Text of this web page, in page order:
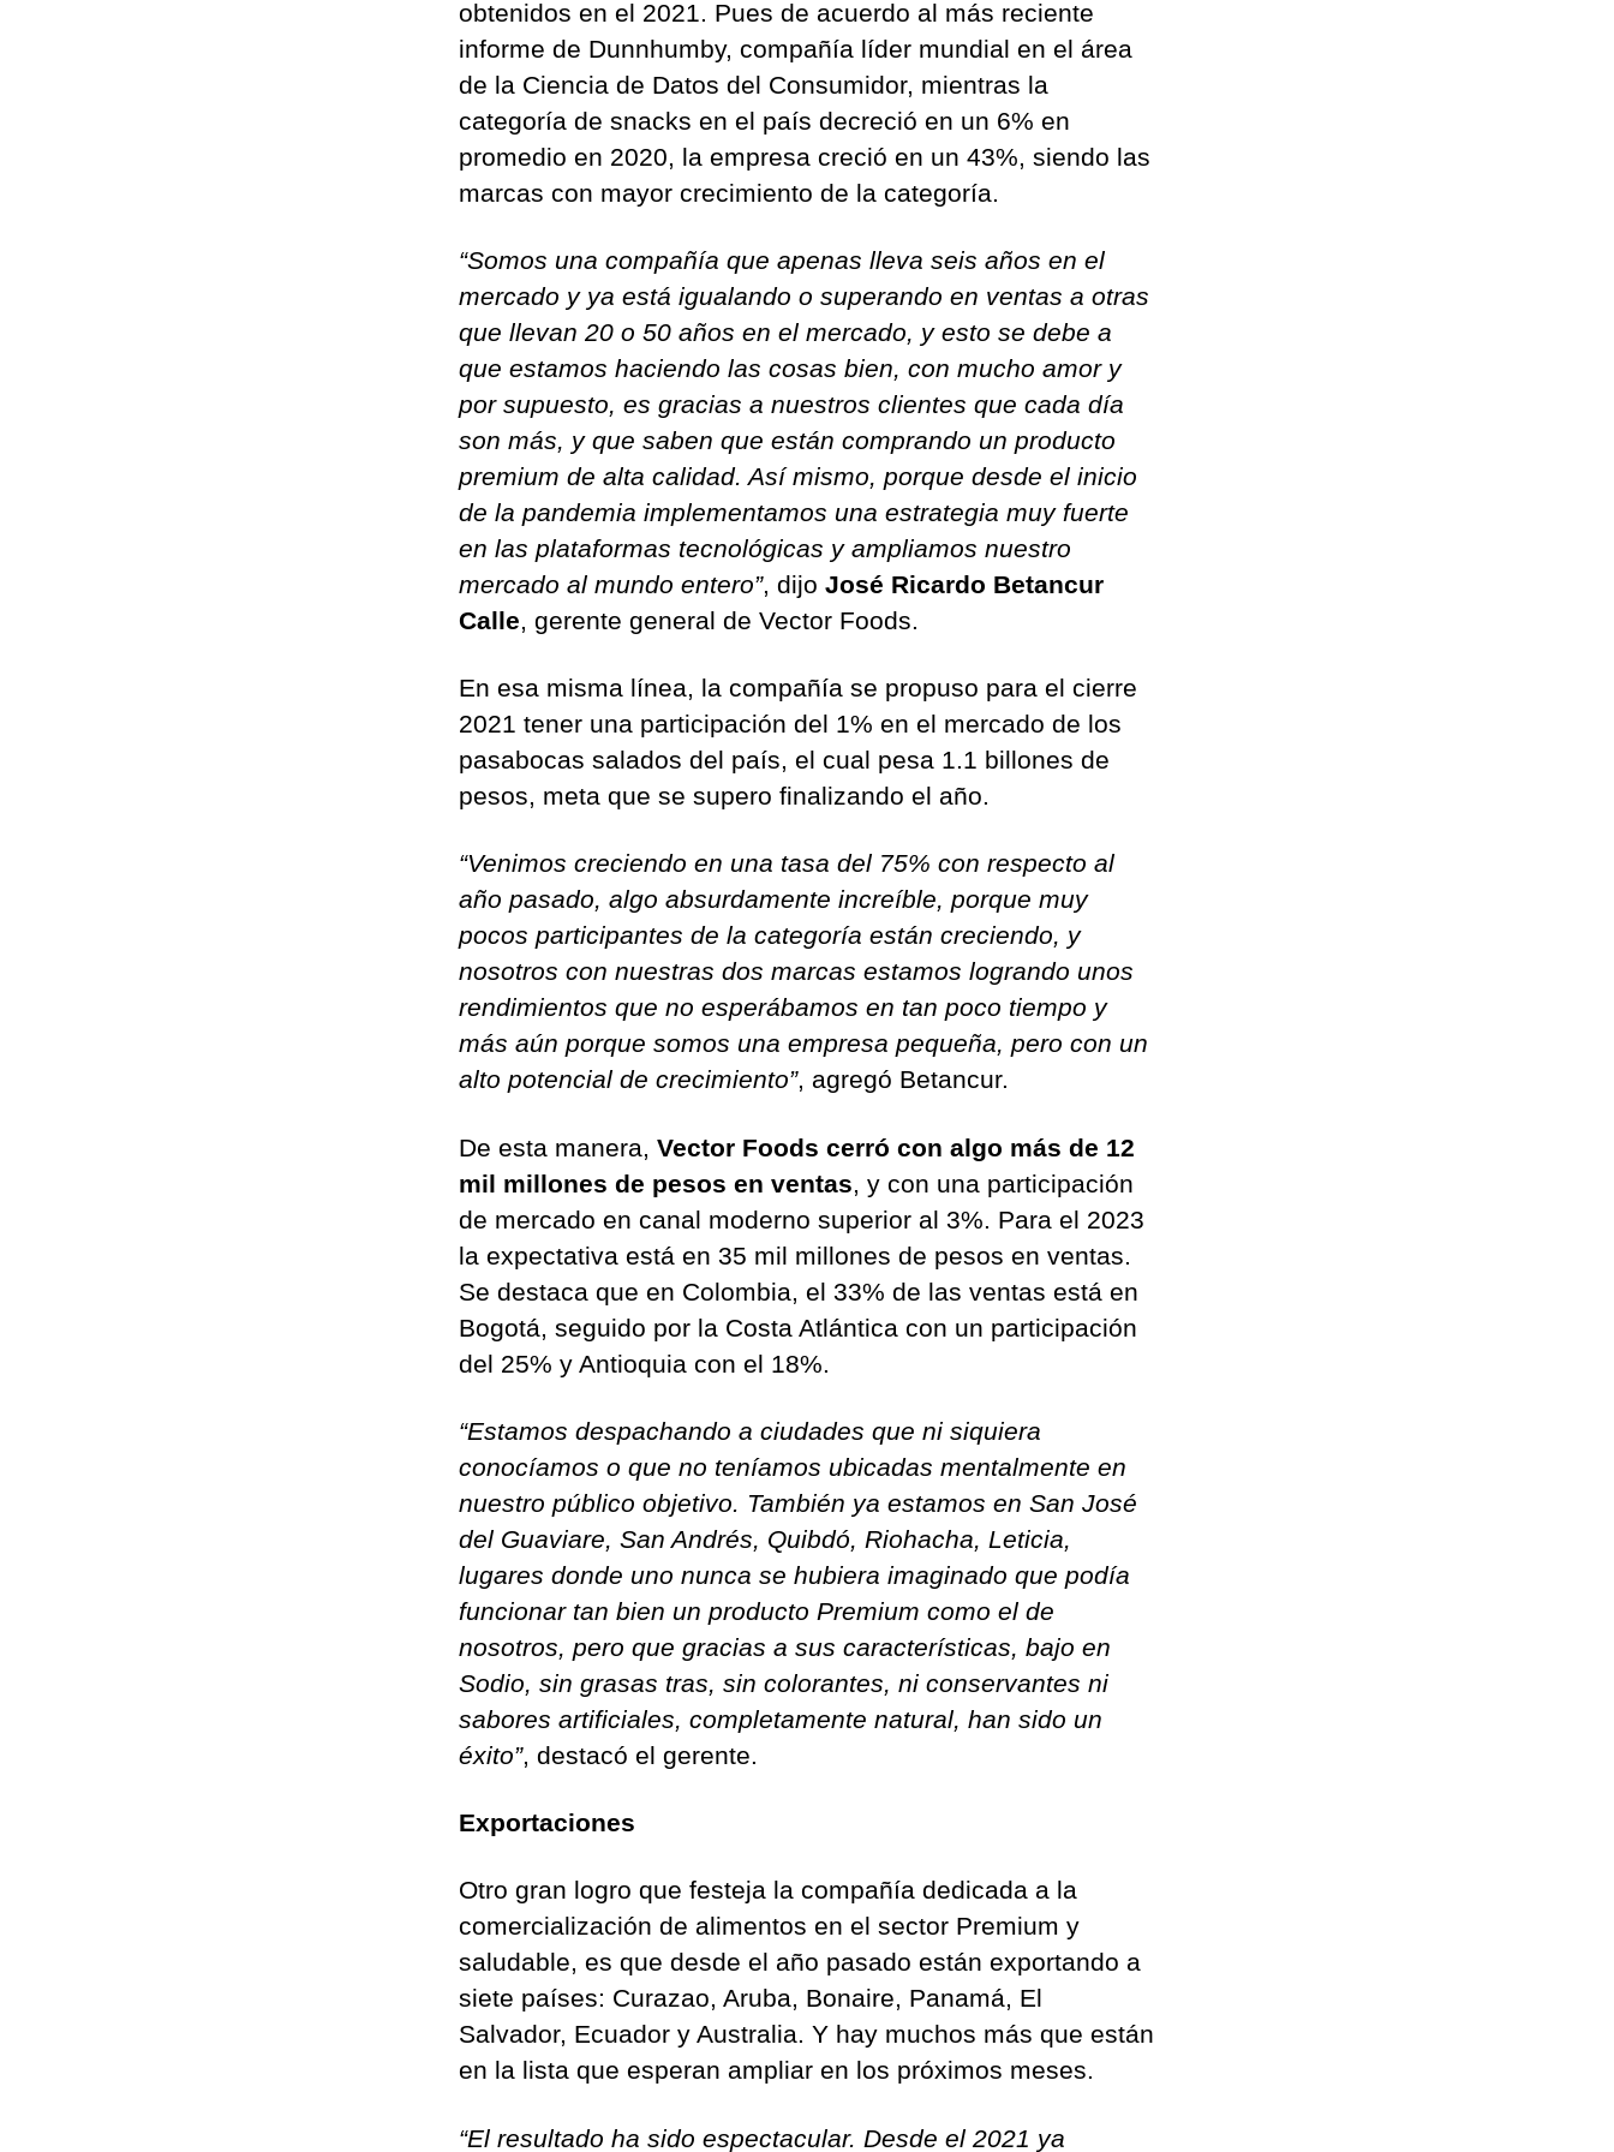
obtenidos en el 2021. Pues de acuerdo al más reciente
informe de Dunnhumby, compañía líder mundial en el área
de la Ciencia de Datos del Consumidor, mientras la
categoría de snacks en el país decreció en un 6% en
promedio en 2020, la empresa creció en un 43%, siendo las
marcas con mayor crecimiento de la categoría.
“Somos una compañía que apenas lleva seis años en el
mercado y ya está igualando o superando en ventas a otras
que llevan 20 o 50 años en el mercado, y esto se debe a
que estamos haciendo las cosas bien, con mucho amor y
por supuesto, es gracias a nuestros clientes que cada día
son más, y que saben que están comprando un producto
premium de alta calidad. Así mismo, porque desde el inicio
de la pandemia implementamos una estrategia muy fuerte
en las plataformas tecnológicas y ampliamos nuestro
mercado al mundo entero”, dijo José Ricardo Betancur
Calle, gerente general de Vector Foods.
En esa misma línea, la compañía se propuso para el cierre
2021 tener una participación del 1% en el mercado de los
pasabocas salados del país, el cual pesa 1.1 billones de
pesos, meta que se supero finalizando el año.
“Venimos creciendo en una tasa del 75% con respecto al
año pasado, algo absurdamente increíble, porque muy
pocos participantes de la categoría están creciendo, y
nosotros con nuestras dos marcas estamos logrando unos
rendimientos que no esperábamos en tan poco tiempo y
más aún porque somos una empresa pequeña, pero con un
alto potencial de crecimiento”, agregó Betancur.
De esta manera, Vector Foods cerró con algo más de 12
mil millones de pesos en ventas , y con una participación
de mercado en canal moderno superior al 3%. Para el 2023
la expectativa está en 35 mil millones de pesos en ventas.
Se destaca que en Colombia, el 33% de las ventas está en
Bogotá, seguido por la Costa Atlántica con un participación
del 25% y Antioquia con el 18%.
“Estamos despachando a ciudades que ni siquiera
conocíamos o que no teníamos ubicadas mentalmente en
nuestro público objetivo. También ya estamos en San José
del Guaviare, San Andrés, Quibdó, Riohacha, Leticia,
lugares donde uno nunca se hubiera imaginado que podía
funcionar tan bien un producto Premium como el de
nosotros, pero que gracias a sus características, bajo en
Sodio, sin grasas tras, sin colorantes, ni conservantes ni
sabores artificiales, completamente natural, han sido un
éxito”, destacó el gerente.
Exportaciones
Otro gran logro que festeja la compañía dedicada a la
comercialización de alimentos en el sector Premium y
saludable, es que desde el año pasado están exportando a
siete países: Curazao, Aruba, Bonaire, Panamá, El
Salvador, Ecuador y Australia. Y hay muchos más que están
en la lista que esperan ampliar en los próximos meses.
“El resultado ha sido espectacular. Desde el 2021 ya